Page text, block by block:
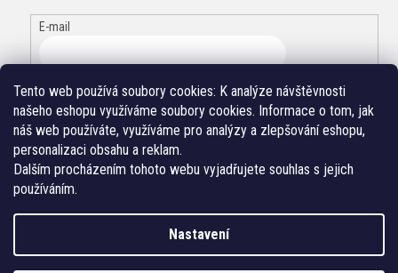
Tento web používá soubory cookies: K analýze návštěvnosti
našeho eshopu využíváme soubory cookies. Informace o tom, jak
náš web používáte, využíváme pro analýzy a zlepšování eshopu,
personalizaci obsahu a reklam.
Dalším procházením tohoto webu vyjadřujete souhlas s jejich
používáním.
Nastavení
E-mail